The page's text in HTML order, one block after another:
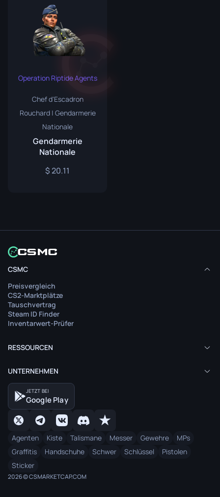
Operation Riptide Agents
Chef d'Escadron
Rouchard | Gendarmerie
Nationale
Gendarmerie
Nationale
20.11
CSMC
Preisvergleich
CS2-Marktplätze
Tauschvertrag
Steam ID Finder
Inventarwert-Prüfer
RESSOURCEN
UNTERNEHMEN
JETZT BEI
Google Play
Agenten Kiste Talismane Messer Gewehre
MPs
Graffitis
Handschuhe Schwer Schlüssel
Pistolen
Sticker
2026 © CSMARKETCAP.COM